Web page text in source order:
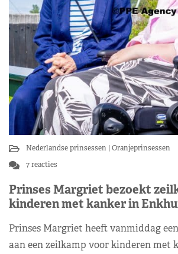
Nederlandse prinsessen Oranjeprinsessen
7 reacties
Prinses Margriet bezoekt
kinderen met kanker in
Prinses Margriet heeft vanmiddag
aan een zeilkamp voor kinderen met